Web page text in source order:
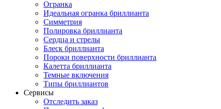
Огранка
Идеальная огранка бриллианта
Симметрия
Полировка бриллианта
Сердца и стрелы
Блеск бриллианта
Пороки поверхности бриллианта
Калетта бриллианта
Темные включения
Типы бриллиантов
Сервисы
Отследить заказ